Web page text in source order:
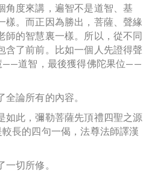
角度來講，遍智不是道智、基
樣。而正因為勝出，菩薩、聲緣
師的智慧裏一樣。所以，從不同
含了前前。比如一個人先證得聲
——道智，最後獲得佛陀果位——
論所有的內容。
如此，彌勒菩薩先頂禮四聖之源
長的四句一偈，法尊法師譯漢
切所修。